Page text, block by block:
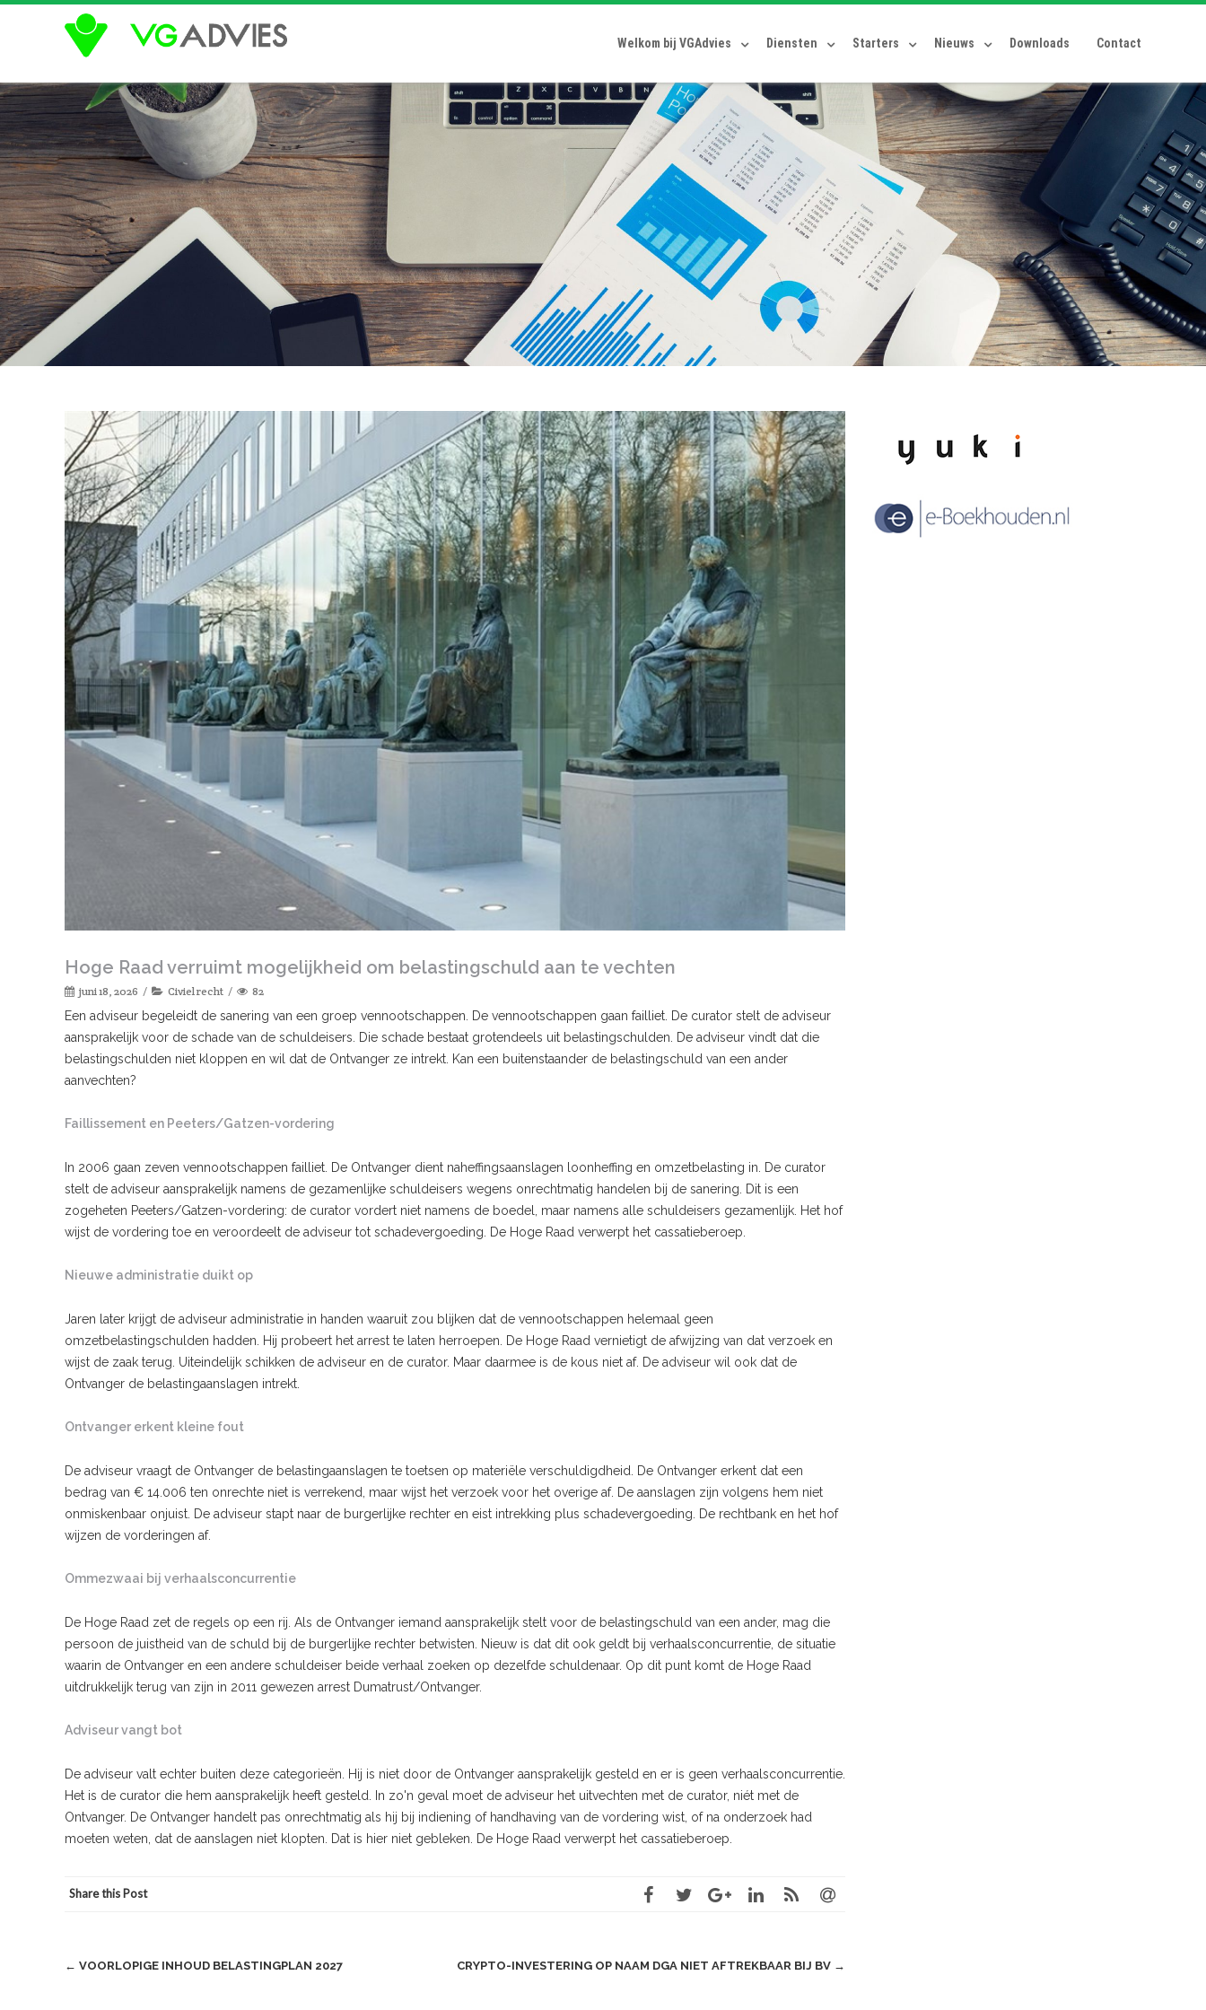
Welkom bij VGAdvies Diensten Starters Nieuws Downloads Contact
Hoge Raad verruimt mogelijkheid om belastingschuld aan te vechten
juni 18, 2026 Civiel recht 82
Een adviseur begeleidt de sanering van een groep vennootschappen. De vennootschappen gaan failliet. De curator stelt de adviseur
aansprakelijk voor de schade van de schuldeisers. Die schade bestaat grotendeels uit belastingschulden. De adviseur vindt dat die
belastingschulden niet kloppen en wil dat de Ontvanger ze intrekt. Kan een buitenstaander de belastingschuld van een ander
aanvechten?
Faillissement en Peeters/Gatzen-vordering
In 2006 gaan zeven vennootschappen failliet. De Ontvanger dient naheffingsaanslagen loonheffing en omzetbelasting in. De curator
stelt de adviseur aansprakelijk namens de gezamenlijke schuldeisers wegens onrechtmatig handelen bij de sanering. Dit is een
zogeheten Peeters/Gatzen-vordering: de curator vordert niet namens de boedel, maar namens alle schuldeisers gezamenlijk. Het hof
wijst de vordering toe en veroordeelt de adviseur tot schadevergoeding. De Hoge Raad verwerpt het cassatieberoep.
Nieuwe administratie duikt op
Jaren later krijgt de adviseur administratie in handen waaruit zou blijken dat de vennootschappen helemaal geen
omzetbelastingschulden hadden. Hij probeert het arrest te laten herroepen. De Hoge Raad vernietigt de afwijzing van dat verzoek en
wijst de zaak terug. Uiteindelijk schikken de adviseur en de curator. Maar daarmee is de kous niet af. De adviseur wil ook dat de
Ontvanger de belastingaanslagen intrekt.
Ontvanger erkent kleine fout
De adviseur vraagt de Ontvanger de belastingaanslagen te toetsen op materiële verschuldigdheid. De Ontvanger erkent dat een
bedrag van € 14.006 ten onrechte niet is verrekend, maar wijst het verzoek voor het overige af. De aanslagen zijn volgens hem niet
onmiskenbaar onjuist. De adviseur stapt naar de burgerlijke rechter en eist intrekking plus schadevergoeding. De rechtbank en het hof
wijzen de vorderingen af.
Ommezwaai bij verhaalsconcurrentie
De Hoge Raad zet de regels op een rij. Als de Ontvanger iemand aansprakelijk stelt voor de belastingschuld van een ander, mag die
persoon de juistheid van de schuld bij de burgerlijke rechter betwisten. Nieuw is dat dit ook geldt bij verhaalsconcurrentie, de situatie
waarin de Ontvanger en een andere schuldeiser beide verhaal zoeken op dezelfde schuldenaar. Op dit punt komt de Hoge Raad
uitdrukkelijk terug van zijn in 2011 gewezen arrest Dumatrust/Ontvanger.
Adviseur vangt bot
De adviseur valt echter buiten deze categorieën. Hij is niet door de Ontvanger aansprakelijk gesteld en er is geen verhaalsconcurrentie.
Het is de curator die hem aansprakelijk heeft gesteld. In zo'n geval moet de adviseur het uitvechten met de curator, niét met de
Ontvanger. De Ontvanger handelt pas onrechtmatig als hij bij indiening of handhaving van de vordering wist, of na onderzoek had
moeten weten, dat de aanslagen niet klopten. Dat is hier niet gebleken. De Hoge Raad verwerpt het cassatieberoep.
Share this Post
Post
← VOORLOPIGE INHOUD BELASTINGPLAN 2027 CRYPTO-INVESTERING OP NAAM DGA NIET AFTREKBAAR BIJ BV →